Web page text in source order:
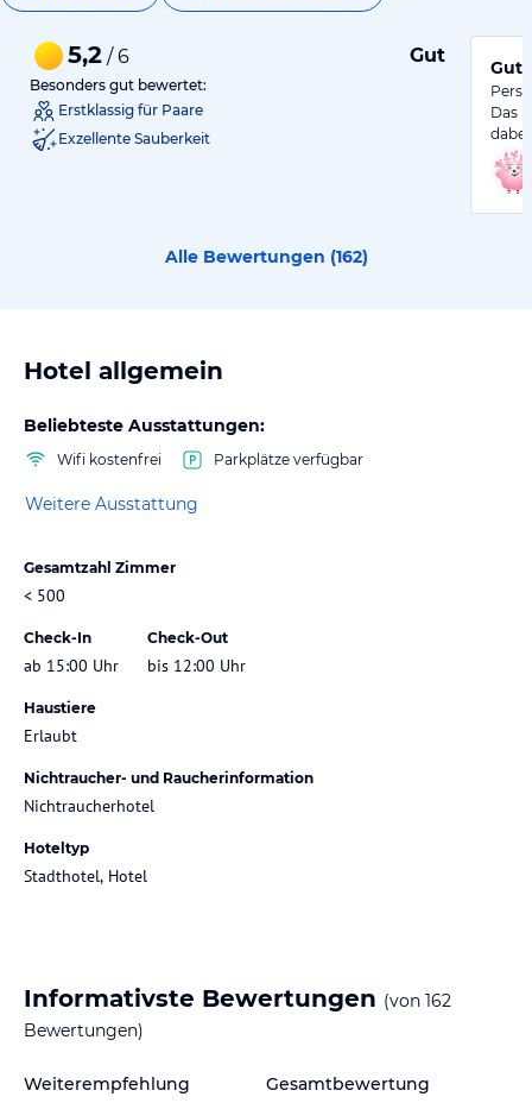
5,2 / 6 Gut
Besonders gut bewertet:
Erstklassig für Paare
Exzellente Sauberkeit
Das
Alle Bewertungen (162)
Hotel allgemein
Beliebteste Ausstattungen:
Wifi kostenfrei Parkplätze verfügbar
Weitere Ausstattung
Gesamtzahl Zimmer
< 500
Check-In
ab 15:00 Uhr
Check-Out
bis 12:00 Uhr
Haustiere
Erlaubt
Nichtraucher- und Raucherinformation
Nichtraucherhotel
Hoteltyp
Stadthotel, Hotel
Informativste Bewertungen (von 162
Bewertungen)
Weiterempfehlung Gesamtbewertung